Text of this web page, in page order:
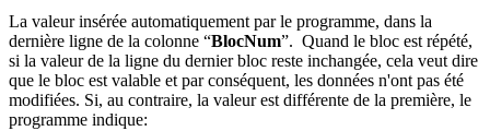
La valeur insérée automatiquement par le programme, dans la
dernière ligne de la colonne “BlocNum”. Quand le bloc est répété,
si la valeur de la ligne du dernier bloc reste inchangée, cela veut dire
que le bloc est valable et par conséquent, les données n'ont pas été
modifiées. Si, au contraire, la valeur est différente de la première, le
programme indique: